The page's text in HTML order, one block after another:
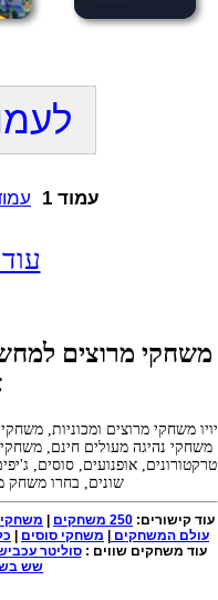
עמוד 1
משחקי מרוצים
משחקי מרוצים ומכוניות,
משחקי נהיגה מעולים חינם,
טרקטורונים, אופנועים, סוסים,
שונים, בחרו משחק
עוד קישורים: 250 משחקים | משחקי
עולם המשחקים | משחקי סוסים|
עוד משחקים שווים : סוליטר
שש בש